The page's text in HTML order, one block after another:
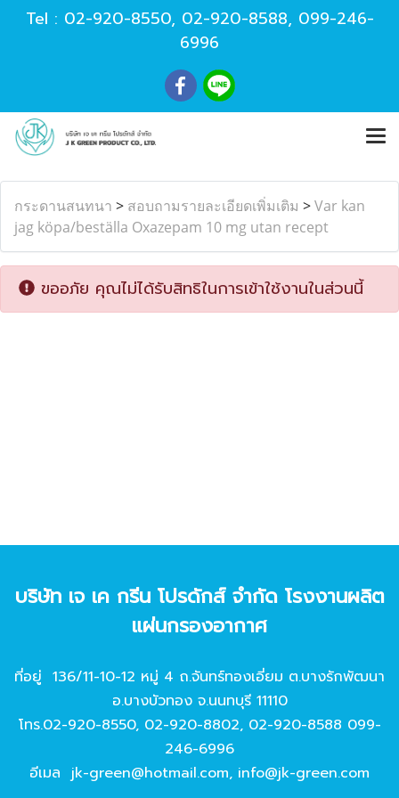
Tel : 02-920-8550, 02-920-8588, 099-246-
6996
กระดานสนทนา > สอบถามรายละเอียดเพิ่มเติม >Var kan
jag köpa/beställa Oxazepam 10 mg utan recept
ขออภัย คุณไม่ได้รับสิทธิในการเข้าใช้งานในส่วนนี้
บริษัท เจ เค กรีน โปรดักส์ จํากัด โรงงานผลิต
แผ่นกรองอากาศ
ที่อยู่ 136/11-10-12 หมู่ 4 ถ.จันทร์ทองเอี่ยม ต.บางรักพัฒนา
อ.บางบัวทอง จ.นนทบุรี 11110
โทร.02-920-8550, 02-920-8802, 02-920-8588 099-
246-6996
อีเมล jk-green@hotmail.com, info@jk-green.com